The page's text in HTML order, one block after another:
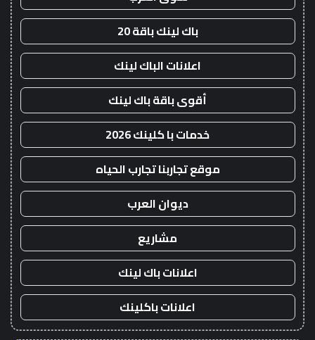
باك لينك باقة 20
اعلانات الباك لينك
أقوى باقة باك لينك
خدمات با كلينك 2026
موقع تجاربنا تجارب الحياه
ديوان العرب
مشاريع
اعلانات باك لينك
اعلانات باكلينك